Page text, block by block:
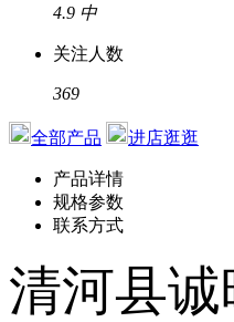
4.9 中
关注人数
369
全部产品 进店逛逛
产品详情
规格参数
联系方式
清河县